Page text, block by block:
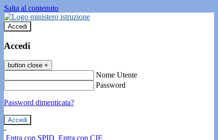
Salta al contenuto
Accedi
Accedi
button close ×
Nome Utente
Password
Password dimenticata?
-
Entra con SPID Entra con CIE